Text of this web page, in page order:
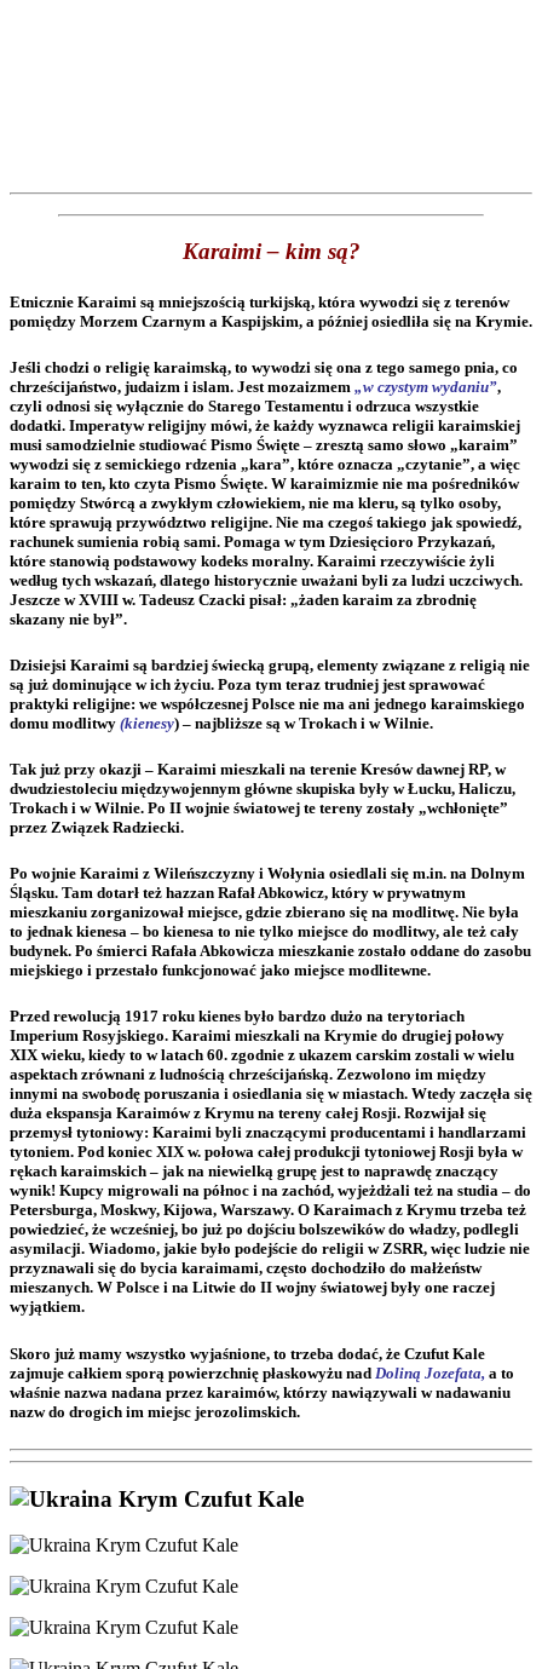
Karaimi – kim są?
Etnicznie Karaimi są mniejszością turkijską, która wywodzi się z terenów
pomiędzy Morzem Czarnym a Kaspijskim, a później osiedliła się na Krymie.
Jeśli chodzi o religię karaimską, to wywodzi się ona z tego samego pnia, co
chrześcijaństwo, judaizm i islam. Jest mozaizmem „w czystym wydaniu”,
czyli odnosi się wyłącznie do Starego Testamentu i odrzuca wszystkie
dodatki. Imperatyw religijny mówi, że każdy wyznawca religii karaimskiej
musi samodzielnie studiować Pismo Święte – zresztą samo słowo „karaim”
wywodzi się z semickiego rdzenia „kara”, które oznacza „czytanie”, a więc
karaim to ten, kto czyta Pismo Święte. W karaimizmie nie ma pośredników
pomiędzy Stwórcą a zwykłym człowiekiem, nie ma kleru, są tylko osoby,
które sprawują przywództwo religijne. Nie ma czegoś takiego jak spowiedź,
rachunek sumienia robią sami. Pomaga w tym Dziesięcioro Przykazań,
które stanowią podstawowy kodeks moralny. Karaimi rzeczywiście żyli
według tych wskazań, dlatego historycznie uważani byli za ludzi uczciwych.
Jeszcze w XVIII w. Tadeusz Czacki pisał: „żaden karaim za zbrodnię
skazany nie był”.
Dzisiejsi Karaimi są bardziej świecką grupą, elementy związane z religią nie
są już dominujące w ich życiu. Poza tym teraz trudniej jest sprawować
praktyki religijne: we współczesnej Polsce nie ma ani jednego karaimskiego
domu modlitwy (kienesy) – najbliższe są w Trokach i w Wilnie.
Tak już przy okazji – Karaimi mieszkali na terenie Kresów dawnej RP, w
dwudziestoleciu międzywojennym główne skupiska były w Łucku, Haliczu,
Trokach i w Wilnie. Po II wojnie światowej te tereny zostały „wchłonięte”
przez Związek Radziecki.
Po wojnie Karaimi z Wileńszczyzny i Wołynia osiedlali się m.in. na Dolnym
Śląsku. Tam dotarł też hazzan Rafał Abkowicz, który w prywatnym
mieszkaniu zorganizował miejsce, gdzie zbierano się na modlitwę. Nie była
to jednak kienesa – bo kienesa to nie tylko miejsce do modlitwy, ale też cały
budynek. Po śmierci Rafała Abkowicza mieszkanie zostało oddane do zasobu
miejskiego i przestało funkcjonować jako miejsce modlitewne.
Przed rewolucją 1917 roku kienes było bardzo dużo na terytoriach
Imperium Rosyjskiego. Karaimi mieszkali na Krymie do drugiej połowy
XIX wieku, kiedy to w latach 60. zgodnie z ukazem carskim zostali w wielu
aspektach zrównani z ludnością chrześcijańską. Zezwolono im między
innymi na swobodę poruszania i osiedlania się w miastach. Wtedy zaczęła się
duża ekspansja Karaimów z Krymu na tereny całej Rosji. Rozwijał się
przemysł tytoniowy: Karaimi byli znaczącymi producentami i handlarzami
tytoniem. Pod koniec XIX w. połowa całej produkcji tytoniowej Rosji była w
rękach karaimskich – jak na niewielką grupę jest to naprawdę znaczący
wynik! Kupcy migrowali na północ i na zachód, wyjeżdżali też na studia – do
Petersburga, Moskwy, Kijowa, Warszawy. O Karaimach z Krymu trzeba też
powiedzieć, że wcześniej, bo już po dojściu bolszewików do władzy, podlegli
asymilacji. Wiadomo, jakie było podejście do religii w ZSRR, więc ludzie nie
przyznawali się do bycia karaimami, często dochodziło do małżeństw
mieszanych. W Polsce i na Litwie do II wojny światowej były one raczej
wyjątkiem.
Skoro już mamy wszystko wyjaśnione, to trzeba dodać, że Czufut Kale
zajmuje całkiem sporą powierzchnię płaskowyżu nad Doliną Jozefata, a to
właśnie nazwa nadana przez karaimów, którzy nawiązywali w nadawaniu
nazw do drogich im miejsc jerozolimskich.